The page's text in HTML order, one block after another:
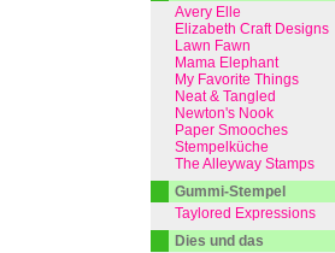
Avery Elle
Elizabeth Craft Designs
Lawn Fawn
Mama Elephant
My Favorite Things
Neat & Tangled
Newton's Nook
Paper Smooches
Stempelküche
The Alleyway Stamps
Gummi-Stempel
Taylored Expressions
Dies und das